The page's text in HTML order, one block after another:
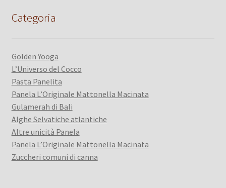
Categoria
Golden Yooga
L’Universo del Cocco
Pasta Panelita
Panela L’Originale Mattonella Macinata
Gulamerah di Bali
Alghe Selvatiche atlantiche
Altre unicità Panela
Panela L’Originale Mattonella Macinata
Zuccheri comuni di canna